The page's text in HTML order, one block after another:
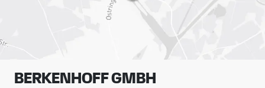
BERKENHOFF GMBH